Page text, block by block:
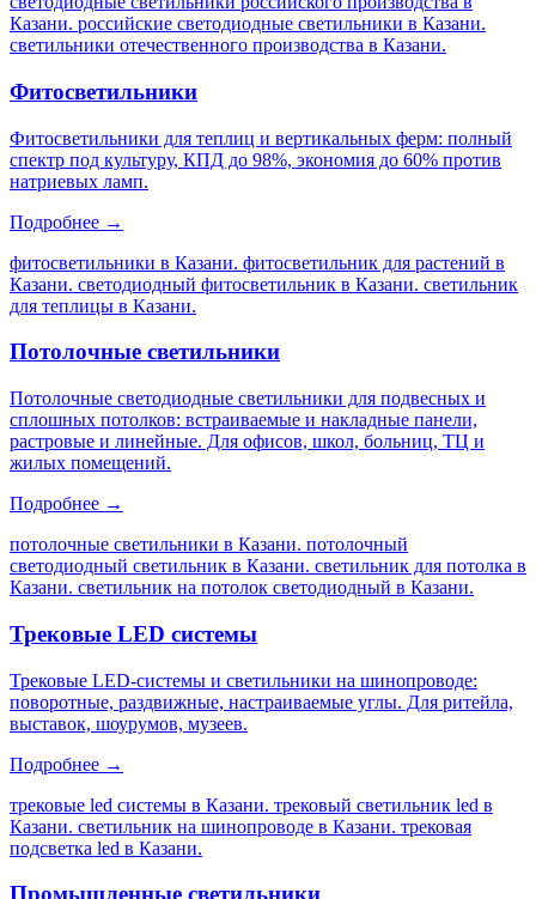
Казани. российские светодиодные светильники в Казани.
светильники отечественного производства в Казани.
Фитосветильники
Фитосветильники для теплиц и вертикальных ферм: полный
спектр под культуру, КПД до 98%, экономия до 60% против
натриевых ламп.
Подробнее →
фитосветильники в Казани. фитосветильник для растений в
Казани. светодиодный фитосветильник в Казани. светильник
для теплицы в Казани.
Потолочные светильники
Потолочные светодиодные светильники для подвесных и
сплошных потолков: встраиваемые и накладные панели,
растровые и линейные. Для офисов, школ, больниц, ТЦ и
жилых помещений.
Подробнее →
потолочные светильники в Казани. потолочный
светодиодный светильник в Казани. светильник для потолка в
Казани. светильник на потолок светодиодный в Казани.
Трековые LED системы
Трековые LED-системы и светильники на шинопроводе:
поворотные, раздвижные, настраиваемые углы. Для ритейла,
выставок, шоурумов, музеев.
Подробнее →
трековые led системы в Казани. трековый светильник led в
Казани. светильник на шинопроводе в Казани. трековая
подсветка led в Казани.